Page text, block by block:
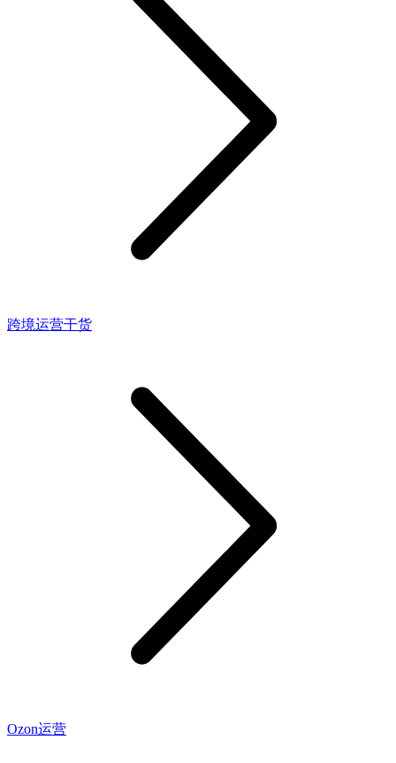
跨境运营干货
Ozon运营